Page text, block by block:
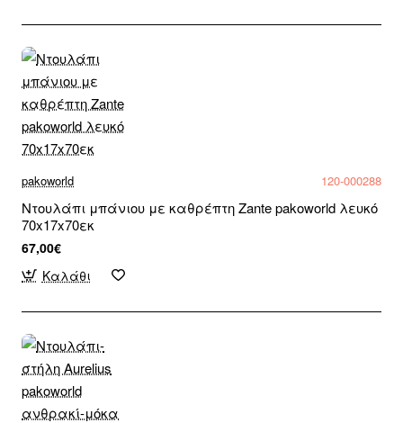
pakoworld 120-000288
Ντουλάπι μπάνιου με καθρέπτη Zante pakoworld λευκό
70x17x70εκ
67,00€
Καλάθι